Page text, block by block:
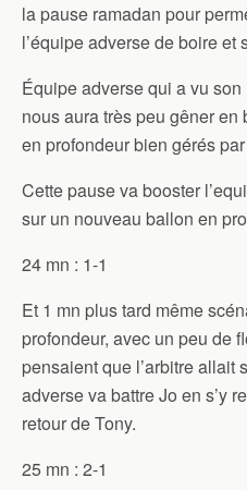
la pause ramadan pour
l’équipe adverse de boire et
Équipe adverse qui a vu
nous aura très peu gêner
en profondeur bien gérés
Cette pause va booster
sur un nouveau ballon en
24 mn : 1-1
Et 1 mn plus tard même
profondeur, avec un peu de
pensaient que l’arbitre allait
adverse va battre Jo en s’y
retour de Tony.
25 mn : 2-1